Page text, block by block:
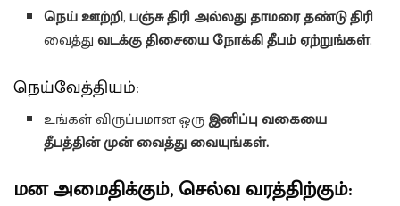
நெய் ஊற்றி,பஞ்சு திரி அல்லது தாமரை தண்டு திரி
வைத்துவடக்கு திசையை நோக்கி தீபம் ஏற்றுங்கள்.
நெய்வேத்தியம்:
உங்கள் விருப்பமான ஒருஇனிப்பு வகையை
தீபத்தின் முன் வைத்து வையுங்கள்.
மன அமைதிக்கும், செல்வ வரத்திற்கும்: